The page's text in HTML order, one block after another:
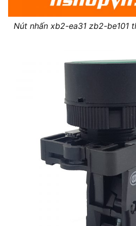
Nút nhấn xb2-ea31 zb2-be101